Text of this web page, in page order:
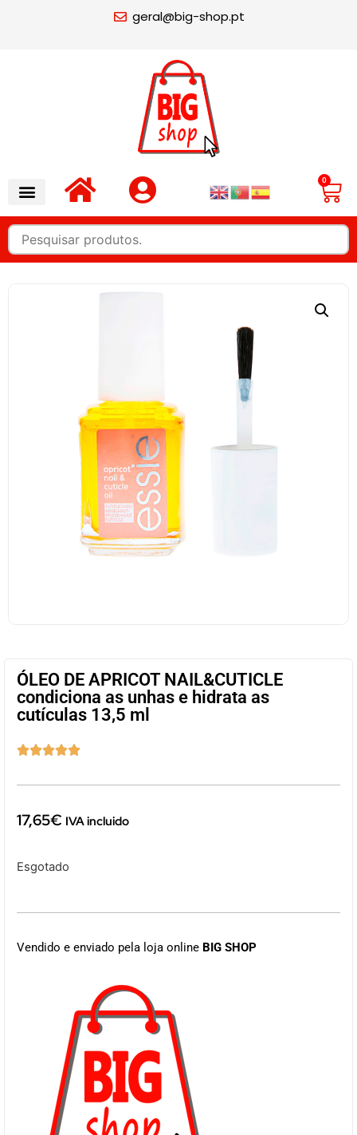
geral@big-shop.pt
0
ÓLEO DE APRICOT NAIL&CUTICLE
condiciona as unhas e hidrata as
cutículas 13,5 ml

17,65€ IVA incluido
Esgotado
Vendido e enviado pela loja online BIG SHOP